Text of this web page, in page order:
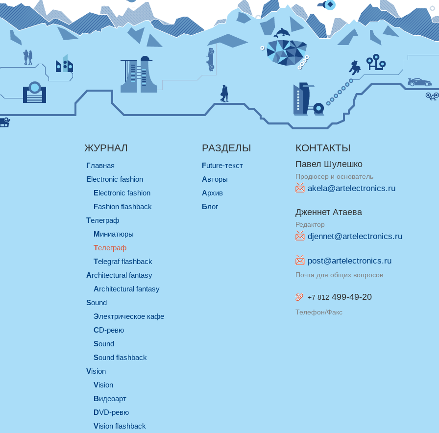
ЖУРНАЛ
Главная
electronic fashion
electronic fashion
Fashion flashback
телеграф
миниатюры
телеграф
Telegraf flashback
architectural fantasy
architectural fantasy
sound
электрическое кафе
CD-ревю
sound
Sound flashback
vision
vision
видеоарт
DVD-ревю
Vision flashback
РАЗДЕЛЫ
Future-текст
Авторы
Архив
Блог
КОНТАКТЫ
Павел Шулешко
Продюсер и основатель
akela@artelectronics.ru
Дженнет Атаева
Редактор
djennet@artelectronics.ru
post@artelectronics.ru
Почта для общих вопросов
+7 812 499-49-20
Телефон/Факс